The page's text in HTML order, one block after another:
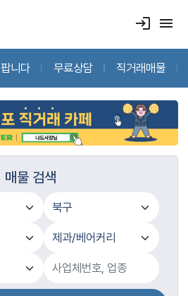
login menu
팝니다 무료상담 직거래매물
매물 검색